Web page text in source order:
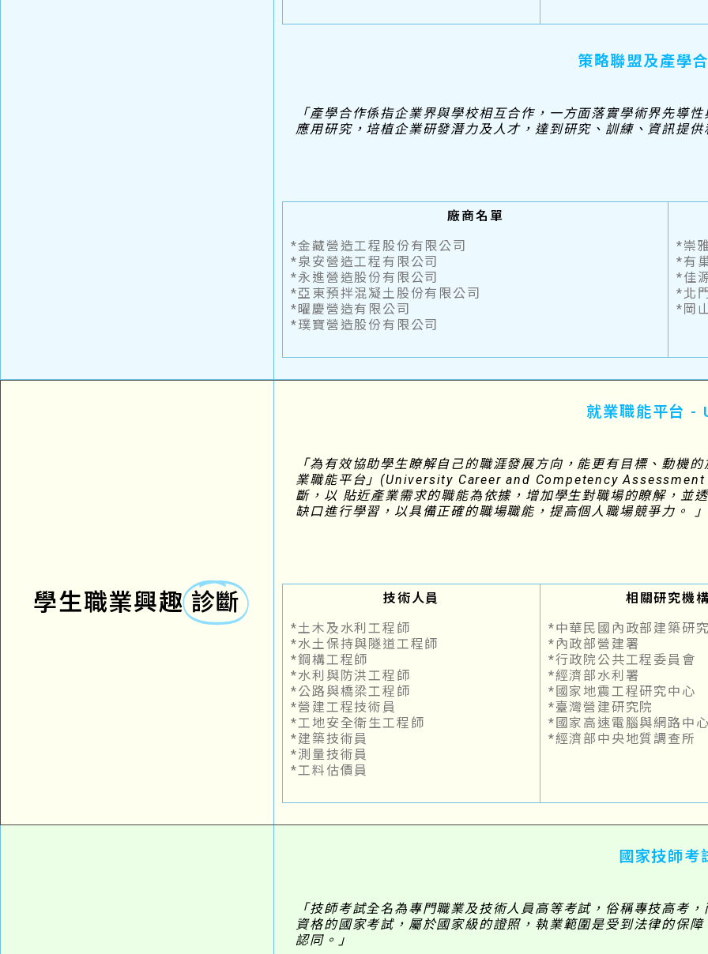
策略聯盟及產學
「產學合作係指企業界與學校相互合作，一方面落實學術界先導
應用研究，培植企業研發潛力及人才，達到研究、訓練、資訊提
廠商名單
*金藏營造工程股份有限公司
*泉安營造工程有限公司
*永進營造股份有限公司
*亞東預拌混凝土股份有限公司
*曜慶營造有限公司
*璞寶營造股份有限公司
*崇
*有
*佳
*北
*岡
學生職業興趣 診斷​
就業職能平台 -
「為有效協助學生瞭解自己的職涯發展方向，能更有目標、動機
業職能平台」(University Career and Competency
斷，以 貼近產業需求的職能為依據，增加學生對職場的瞭解，並
缺口進行學習，以具備正確的職場職能，提高個人職場競爭力。 」
技術人員
*土木及水利工程師
*水土保持與隧道工程師
*鋼構工程師
*水利與防洪工程師
*公路與橋梁工程師
*營建工程技術員
*工地安全衛生工程師
*建築技術員
*測量技術員
*工料估價員
相關研究機
*中華民國內政部建築研
*內政部營建署
*行政院公共工程委員會
*經濟部水利署
*國家地震工程研究中心
*臺灣營建研究院
*國家高速電腦與網路中
*經濟部中央地質調查所
國家技師考
「技師考試全名為專門職業及技術人員高等考試，俗稱專技高考
資格的國家考試，屬於國家級的證照，執業範圍是受到法律的保
認同。」